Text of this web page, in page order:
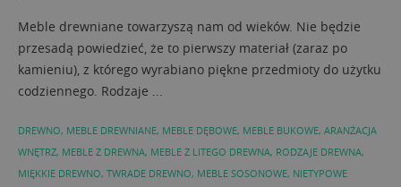
Meble drewniane towarzyszą nam od wieków. Nie będzie
przesadą powiedzieć, że to pierwszy materiał (zaraz po
kamieniu), z którego wyrabiano piękne przedmioty do użytku
codziennego. Rodzaje ...
DREWNO, MEBLE DREWNIANE, MEBLE DĘBOWE, MEBLE BUKOWE, ARANŻACJA
WNĘTRZ, MEBLE Z DREWNA, MEBLE Z LITEGO DREWNA, RODZAJE DREWNA,
MIĘKKIE DREWNO, TWRADE DREWNO, MEBLE SOSONOWE, NIETYPOWE